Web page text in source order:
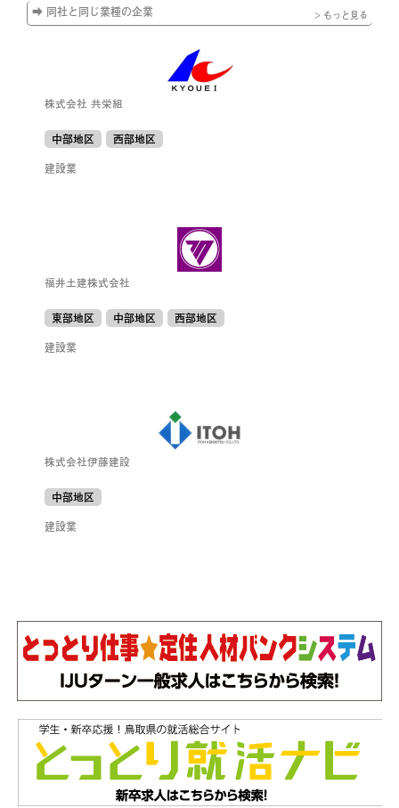
➡ 同社と同じ業種の企業 > もっと見る
株式会社 共栄組
中部地区
西部地区
建設業
福井土建株式会社
東部地区 中部地区
西部地区
建設業
株式会社伊藤建設
中部地区
建設業